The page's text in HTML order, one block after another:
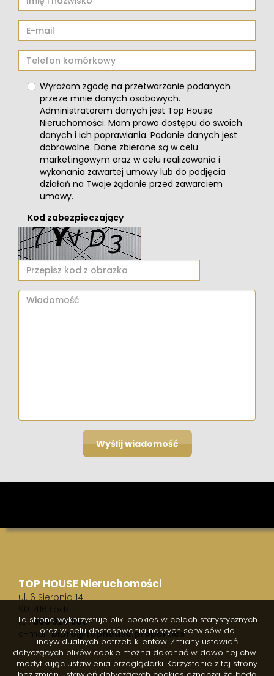
Wyrażam zgodę na przetwarzanie podanych
przeze mnie danych osobowych.
Administratorem danych jest Top House
Nieruchomości. Mam prawo dostępu do swoich
danych i ich poprawiania. Podanie danych jest
dobrowolne. Dane zbierane są w celu
marketingowym oraz w celu realizowania i
wykonania zawartej umowy lub do podjęcia
działań na Twoje żądanie przed zawarciem
umowy.
Kod zabezpieczający
TOP HOUSE Nieruchomości
ul. 6 Sierpnia 14
90-416 Łódź
tel.505 926 900
e-mail:biuro@tophouse.properties
Ta strona wykorzystuje pliki cookies w celach statystycznych
oraz w celu dostosowania naszych serwisów do
indywidualnych potrzeb klientów. Zmiany ustawień
dotyczących plików cookie można dokonać w dowolnej chwili
modyfikując ustawienia przeglądarki. Korzystanie z tej strony